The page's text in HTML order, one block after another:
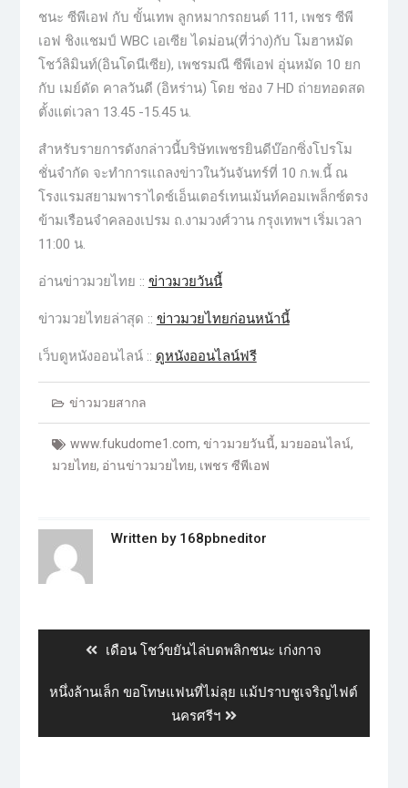
ชนะ ซีพีเอฟ กับ ขั้นเทพ ลูกหมากรถยนต์ 111, เพชร ซีพี
เอฟ ชิงแชมป์ WBC เอเซีย ไดม่อน(ที่ว่าง)กับ โมฮาหมัด
โชว์ลิมินท์(อินโดนีเซีย), เพชรมณี ซีพีเอฟ อุ่นหมัด 10 ยก
กับ เมย์ดัด คาลวันดี (อิหร่าน) โดย ช่อง 7 HD ถ่ายทอดสด
ตั้งแต่เวลา 13.45 -15.45 น.
สำหรับรายการดังกล่าวนี้บริษัทเพชรยินดีบ๊อกซิ่งโปรโม
ชั่นจํากัด จะทำการแถลงข่าวในวันจันทร์ที่ 10 ก.พ.นี้ ณ
โรงแรมสยามพาราไดซ์เอ็นเตอร์เทนเม้นท์คอมเพล็กซ์ตรง
ข้ามเรือนจำคลองเปรม ถ.งามวงศ์วาน กรุงเทพฯ เริ่มเวลา
11:00 น.
อ่านข่าวมวยไทย :: ข่าวมวยวันนี้
ข่าวมวยไทยล่าสุด :: ข่าวมวยไทยก่อนหน้านี้
เว็บดูหนังออนไลน์ :: ดูหนังออนไลน์ฟรี
ข่าวมวยสากล
www.fukudome1.com, ข่าวมวยวันนี้, มวยออนไลน์,
มวยไทย, อ่านข่าวมวยไทย, เพชร ซีพีเอฟ
Written by 168pbneditor
เดือน โชว์ขยันไล่บดพลิกชนะ เก่งกาจ
หนึ่งล้านเล็ก ขอโทษแฟนที่ไม่ลุย แม้ปราบชูเจริญไฟต์
นครศรีฯ